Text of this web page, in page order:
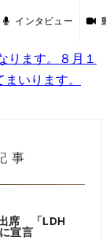
インタビュー
ります。８月１
いります。
事
出席 「LDH
宣言